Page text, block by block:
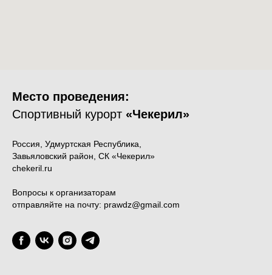
Место проведения:
Спортивный курорт «Чекерил»
Россия, Удмуртская Республика,
Завьяловский район, СК «Чекерил»
chekeril.ru
Вопросы к организаторам
отправляйте на почту: prawdz@gmail.com